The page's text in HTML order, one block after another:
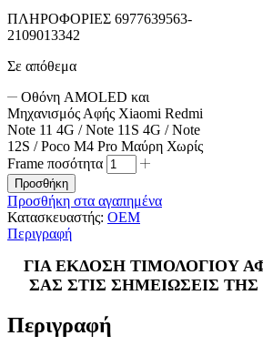
ΠΛΗΡΟΦΟΡΙΕΣ 6977639563-
2109013342
Σε απόθεμα
Οθόνη AMOLED και
Μηχανισμός Αφής Xiaomi Redmi
Note 11 4G / Note 11S 4G / Note
12S / Poco M4 Pro Μαύρη Χωρίς
Frame ποσότητα
Προσθήκη
Προσθήκη στα αγαπημένα
Κατασκευαστής: OEM
Περιγραφή
ΓΙΑ ΕΚΔΟΣΗ ΤΙΜΟΛΟΓΙΟΥ
ΣΑΣ ΣΤΙΣ ΣΗΜΕΙΩΣΕΙΣ ΤΗΣ
Περιγραφή